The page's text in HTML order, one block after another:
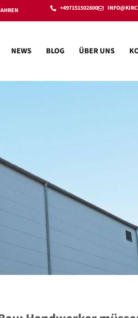
+497151502800
NEWS BLOG ÜBER UNS